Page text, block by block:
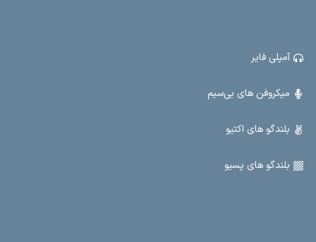
آمپلی فایر
میکروفن های بی‌سیم
بلندگو های اکتیو
بلندگو های پسیو